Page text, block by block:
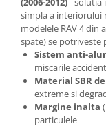
Articole Auto
Produse de Iarna
Cabluri Pornire
Produse de Vara
simpla a interiorului
modelele RAV 4 din
spate) se potriveste
Sistem anti-
miscarile
Material SBR
extreme si
Margine inalta
particulele